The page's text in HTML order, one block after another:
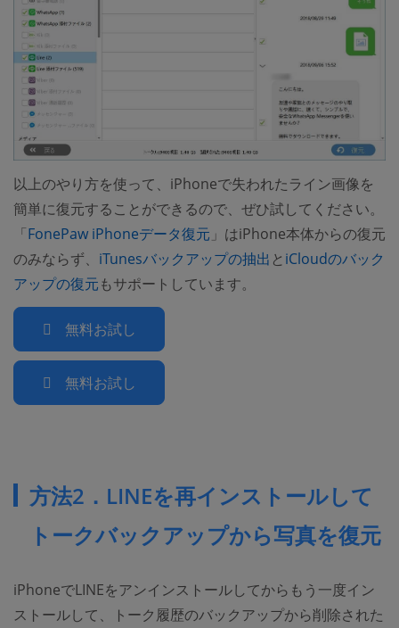
以上のやり方を使って、iPhoneで失われたライン画像を
簡単に復元することができるので、ぜひ試してください。
「FonePaw iPhoneデータ復元 」はiPhone本体からの復元
のみならず、 iTunesバックアップの抽出 と iCloudのバック
アップの復元もサポートしています。
無料お試し
無料お試し
方法2．LINEを再インストールして
トークバックアップから写真を復元
iPhoneでLINEをアンインストールしてからもう一度イン
ストールして、トーク履歴のバックアップから削除された